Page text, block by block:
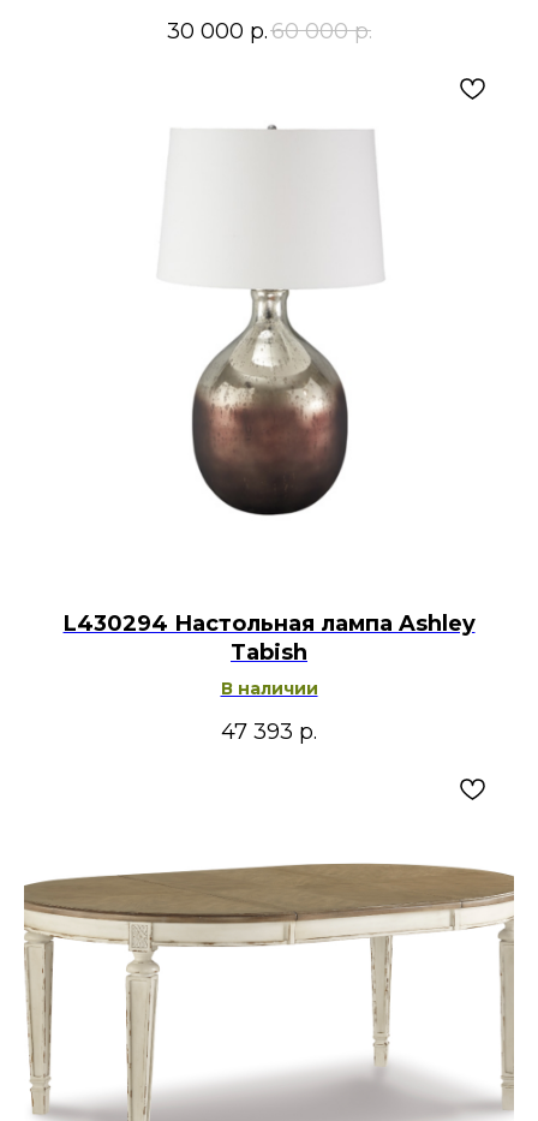
30 000 р.60 000 р.
L430294 Настольная лампа Ashley
Tabish
В наличии
47 393 р.